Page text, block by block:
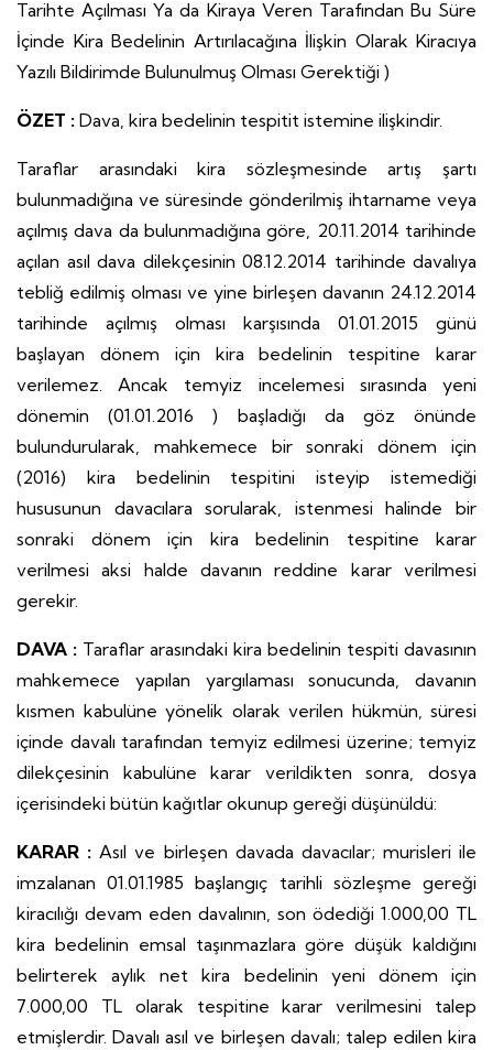
Tarihte Açılması Ya da Kiraya Veren Tarafından Bu Süre
İçinde Kira Bedelinin Artırılacağına İlişkin Olarak Kiracıya
Yazılı Bildirimde Bulunulmuş Olması Gerektiği )
ÖZET : Dava, kira bedelinin tespitit istemine ilişkindir.
Taraflar arasındaki kira sözleşmesinde artış şartı
bulunmadığına ve süresinde gönderilmiş ihtarname veya
açılmış dava da bulunmadığına göre, 20.11.2014 tarihinde
açılan asıl dava dilekçesinin 08.12.2014 tarihinde davalıya
tebliğ edilmiş olması ve yine birleşen davanın 24.12.2014
tarihinde açılmış olması karşısında 01.01.2015 günü
başlayan dönem için kira bedelinin tespitine karar
verilemez. Ancak temyiz incelemesi sırasında yeni
dönemin (01.01.2016 ) başladığı da göz önünde
bulundurularak, mahkemece bir sonraki dönem için
(2016) kira bedelinin tespitini isteyip istemediği
hususunun davacılara sorularak, istenmesi halinde bir
sonraki dönem için kira bedelinin tespitine karar
verilmesi aksi halde davanın reddine karar verilmesi
gerekir.
DAVA : Taraflar arasındaki kira bedelinin tespiti davasının
mahkemece yapılan yargılaması sonucunda, davanın
kısmen kabulüne yönelik olarak verilen hükmün, süresi
içinde davalı tarafından temyiz edilmesi üzerine; temyiz
dilekçesinin kabulüne karar verildikten sonra, dosya
içerisindeki bütün kağıtlar okunup gereği düşünüldü:
KARAR :Asıl ve birleşen davada davacılar; murisleri ile
imzalanan 01.01.1985 başlangıç tarihli sözleşme gereği
kiracılığı devam eden davalının, son ödediği 1.000,00 TL
kira bedelinin emsal taşınmazlara göre düşük kaldığını
belirterek aylık net kira bedelinin yeni dönem için
7.000,00 TL olarak tespitine karar verilmesini talep
etmişlerdir. Davalı asıl ve birleşen davalı; talep edilen kira